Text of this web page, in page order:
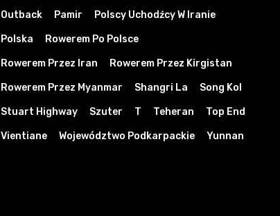
Outback Pamir Polscy Uchodźcy W Iranie
Polska Rowerem Po Polsce
Rowerem Przez Iran Rowerem Przez Kirgistan
Rowerem Przez Myanmar Shangri La Song Kol
Stuart Highway Szuter T Teheran Top End
Vientiane Województwo Podkarpackie Yunnan